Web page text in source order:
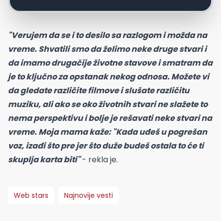
"Verujem da se i to desilo sa razlogom i možda na
vreme. Shvatili smo da želimo neke druge stvari i
da imamo drugačije životne stavove i smatram da
je to ključno za opstanak nekog odnosa. Možete vi
da gledate različite filmove i slušate različitu
muziku, ali ako se oko životnih stvari ne slažete to
nema perspektivu i bolje je rešavati neke stvari na
vreme. Moja mama kaže: "Kada uđeš u pogrešan
voz, izađi što pre jer što duže budeš ostala to će ti
skuplja karta biti"- rekla je.
Web stars Najnovije vesti